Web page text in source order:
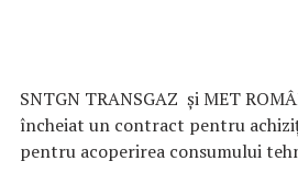
SNTGN TRANSGAZ și MET
încheiat un contract pentru
pentru acoperirea consumului